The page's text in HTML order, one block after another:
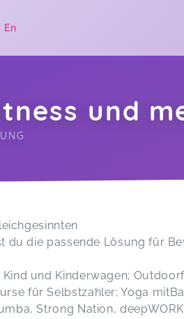
En
und
du die passende Lösung für
und Kinderwagen;
für Selbstzahler; Yoga
Strong Nation, deepWORK